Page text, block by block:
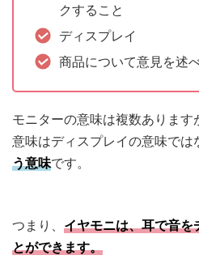
クすること
ディスプレイ
商品について意見を述
モニターの意味は複数ありま
意味はディスプレイの意味では
う意味です。
つまり、 イヤモニは、耳で音を
とができます。